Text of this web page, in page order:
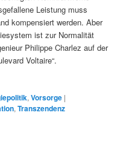
Leistung muss
kompensiert werden. Aber
ist zur Normalität
Philippe Charlez auf der
Voltaire“.
,Vorsorge |
,Transzendenz